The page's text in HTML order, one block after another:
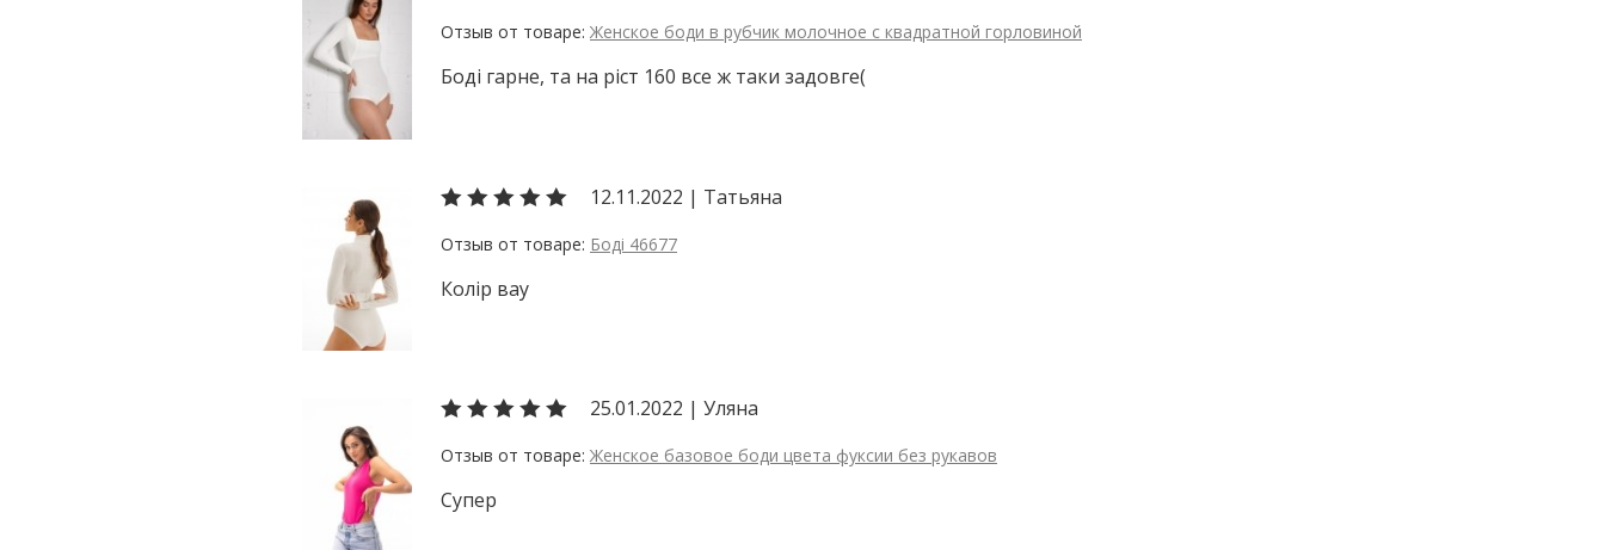
Женское боди в рубчик молочное с квадратной горловиной
Боді гарне, та на ріст 160 все ж таки задовге(
12.11.2022 | Татьяна
Боді 46677
Колір вау
25.01.2022 | Уляна
Женское базовое боди цвета фуксии без рукавов
Супер